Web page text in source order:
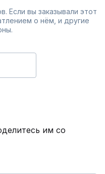
Если вы заказывали этот
о нём, и другие
им со